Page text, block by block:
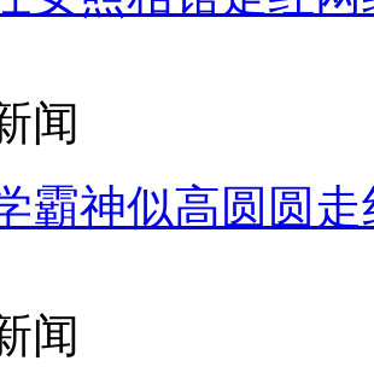
闻
霸神似高圆圆走
闻